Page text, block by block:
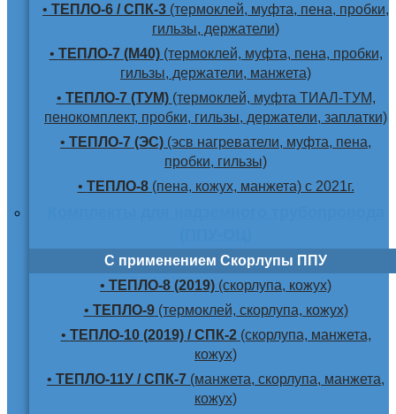
• ТЕПЛО-6 / СПК-3 (термоклей, муфта, пена, пробки,
гильзы, держатели)
• ТЕПЛО-7 (М40)(термоклей, муфта, пена, пробки,
гильзы, держатели, манжета)
• ТЕПЛО-7 (ТУМ)(термоклей, муфта ТИАЛ-ТУМ,
пенокомплект, пробки, гильзы, держатели, заплатки)
• ТЕПЛО-7 (ЭС) (эсв нагреватели, муфта, пена,
пробки, гильзы)
• ТЕПЛО-8(пена, кожух, манжета) с 2021г.
С применением Скорлупы ППУ
• ТЕПЛО-8 (2019) (скорлупа, кожух)
• ТЕПЛО-9(термоклей, скорлупа, кожух)
• ТЕПЛО-10 (2019) / СПК-2(скорлупа, манжета,
кожух)
• ТЕПЛО-11У / СПК-7 (манжета, скорлупа, манжета,
кожух)